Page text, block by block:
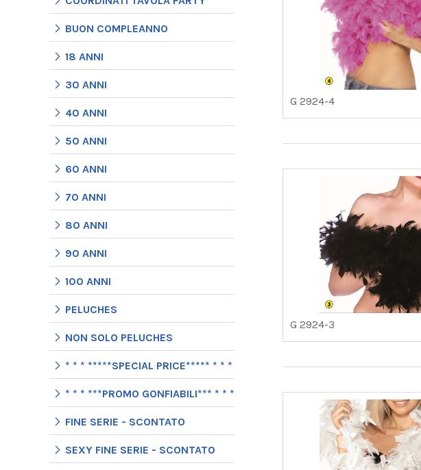
BUON COMPLEANNO
18 ANNI
30 ANNI
40 ANNI
50 ANNI
60 ANNI
70 ANNI
80 ANNI
90 ANNI
100 ANNI
PELUCHES
NON SOLO PELUCHES
* * * *****SPECIAL PRICE***** * * *
* * * ***PROMO GONFIABILI*** * * *
FINE SERIE - SCONTATO
SEXY FINE SERIE - SCONTATO
G 2924-4
G 2924-3